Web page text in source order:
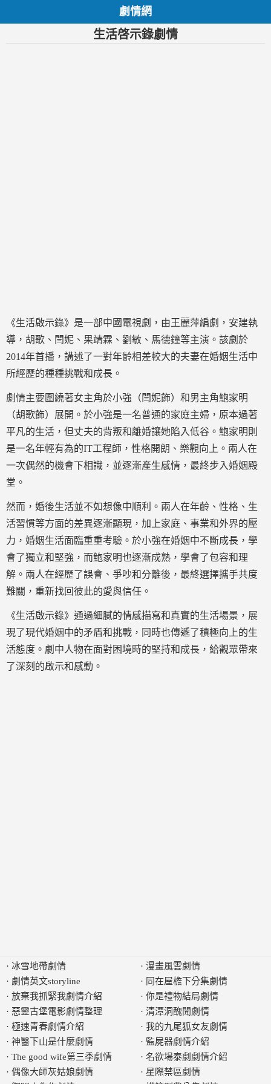
劇情網
生活啓示錄劇情
《生活啟示錄》是一部中國電視劇，由王麗萍編劇，安建執
導，胡歌、閆妮、果靖霖、劉敏、馬德鐘等主演。該劇於
2014年首播，講述了一對年齡相差較大的夫妻在婚姻生活中
所經歷的種種挑戰和成長。
劇情主要圍繞著女主角於小強（閆妮飾）和男主角鮑家明
（胡歌飾）展開。於小強是一名普通的家庭主婦，原本過著
平凡的生活，但丈夫的背叛和離婚讓她陷入低谷。鮑家明則
是一名年輕有為的IT工程師，性格開朗、樂觀向上。兩人在
一次偶然的機會下相識，並逐漸產生感情，最終步入婚姻殿
堂。
然而，婚後生活並不如想像中順利。兩人在年齡、性格、生
活習慣等方面的差異逐漸顯現，加上家庭、事業和外界的壓
力，婚姻生活面臨重重考驗。於小強在婚姻中不斷成長，學
會了獨立和堅強，而鮑家明也逐漸成熟，學會了包容和理
解。兩人在經歷了誤會、爭吵和分離後，最終選擇攜手共度
難關，重新找回彼此的愛與信任。
《生活啟示錄》通過細膩的情感描寫和真實的生活場景，展
現了現代婚姻中的矛盾和挑戰，同時也傳遞了積極向上的生
活態度。劇中人物在面對困境時的堅持和成長，給觀眾帶來
了深刻的啟示和感動。
· 冰雪地帶劇情
· 劇情英文storyline
· 放棄我抓緊我劇情介紹
· 惡靈古堡電影劇情整理
· 極速青春劇情介紹
· 神醫下山是什麼劇情
· The good wife第三季劇情
· 偶像大師灰姑娘劇情
· 漫畫風雲劇情
· 同在屋檐下分集劇情
· 你是禮物結局劇情
· 清潭洞醜聞劇情
· 我的九尾狐女友劇情
· 監屍器劇情介紹
· 名欲場泰劇劇情介紹
· 星際禁區劇情